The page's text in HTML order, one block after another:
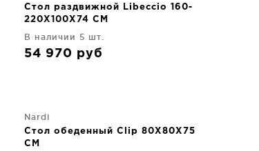
Стол раздвижной Libeccio 160-
220X100X74 CM
В наличии 5 шт.
54 970 руб
Nardi
Стол обеденный Clip 80X80X75
CM